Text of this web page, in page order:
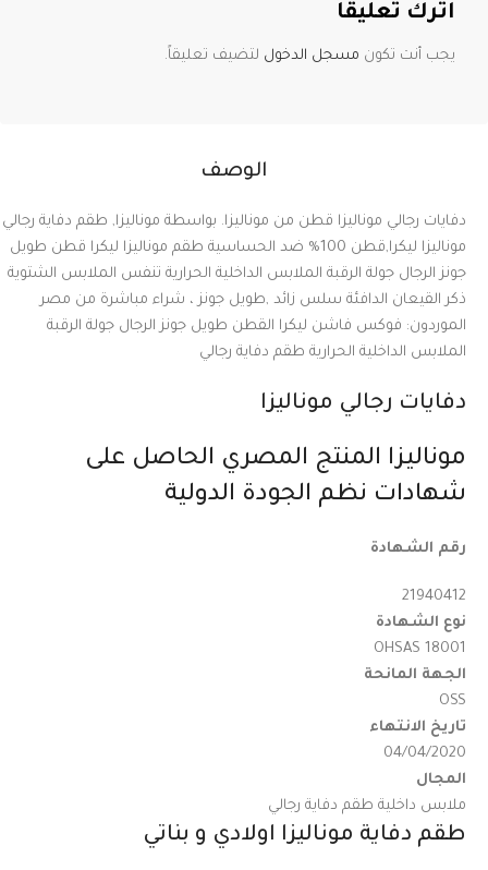
الوصف
دفايات رجالي موناليزا قطن من موناليزا. بواسطة موناليزا, طقم دفاية رجالي
موناليزا ليكرا,قطن 100% ضد الحساسية طقم موناليزا ليكرا قطن طويل
جونز الرجال جولة الرقبة الملابس الداخلية الحرارية تنفس الملابس الشتوية
ذكر القيعان الدافئة سلس زائد ,طويل جونز ، شراء مباشرة من مصر
الموردون: فوكس فاشن ليكرا القطن طويل جونز الرجال جولة الرقبة
الملابس الداخلية الحرارية طقم دفاية رجالي
دفايات رجالي موناليزا
موناليزا المنتج المصري الحاصل على
شهادات نظم الجودة الدولية
رقم الشهادة
21940412
نوع الشهادة
OHSAS 18001
الجهة المانحة
OSS
تاريخ الانتهاء
04/04/2020
المجال
ملابس داخلية طقم دفاية رجالي
طقم دفاية موناليزا اولادي و بناتي
اترك تعليقاً
يجب أنت تكون مسجل الدخول لتضيف تعليقاً.